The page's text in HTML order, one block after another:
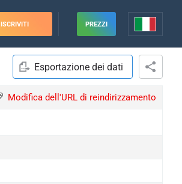
ISCRIVITI PREZZI
Esportazione dei dati
Modifica dell'URL di reindirizzamento